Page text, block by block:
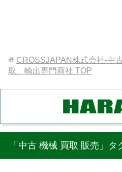
CROSSJAPAN株式会社-中
取、輸出専門商社 TOP
「中古 機械 買取 販売」タ